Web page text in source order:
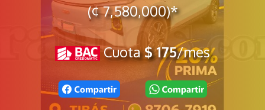
(¢ 7,580,000)*
Cuota$ 175/mes